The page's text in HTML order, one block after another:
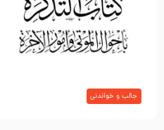
جالب و خواندنی